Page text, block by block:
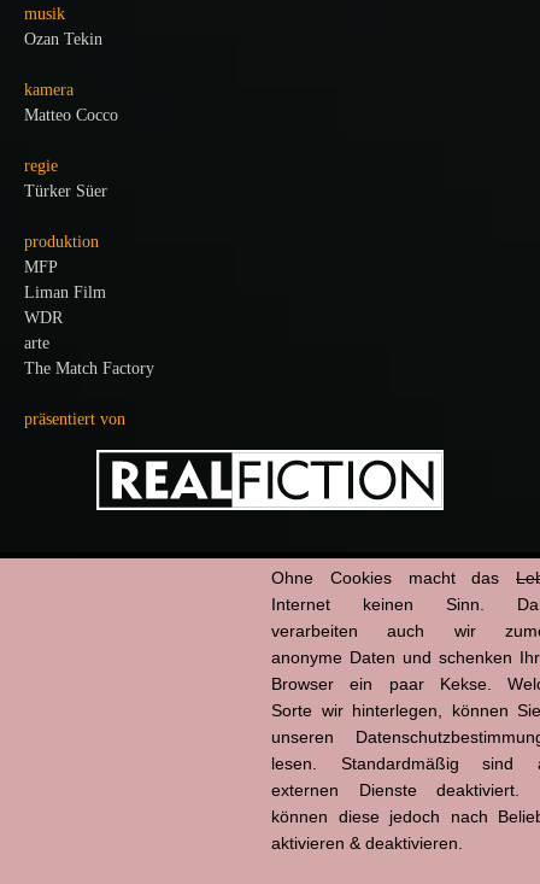
musik
Ozan Tekin
kamera
Matteo Cocco
regie
Türker Süer
produktion
MFP
Liman Film
WDR
arte
The Match Factory
präsentiert von
Hier ansehen:
Kino
Powered by
Ohne Cookies macht das
Internet keinen Sinn.
verarbeiten auch wir
anonyme Daten und schenken
Browser ein paar Kekse.
Sorte wir hinterlegen, können
unseren
lesen. Standardmäßig sind
externen Dienste deaktiviert.
können diese jedoch nach
aktivieren & deaktivieren.